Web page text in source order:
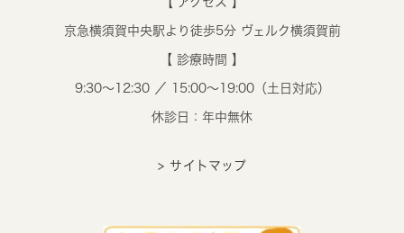
京急横須賀中央駅より徒歩5分 ヴェルク横須賀前
【 診療時間 】
9:30～12:30 ／ 15:00～19:00（土日対応）
休診日：年中無休
> サイトマップ